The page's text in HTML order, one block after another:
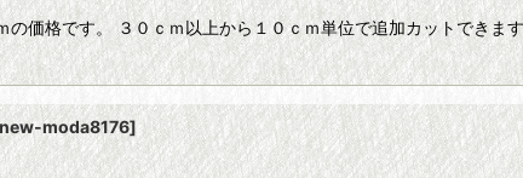
価格です。 ３０ｃｍ以上から１０ｃｍ単位で追加カットできま
new-moda8176]